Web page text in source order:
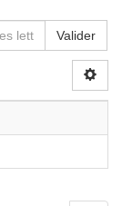
Valider